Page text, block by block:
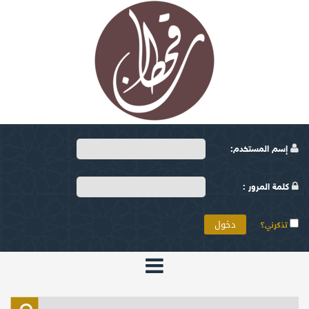
إسم المستخدم:
كلمة المرور :
تذكرني؟